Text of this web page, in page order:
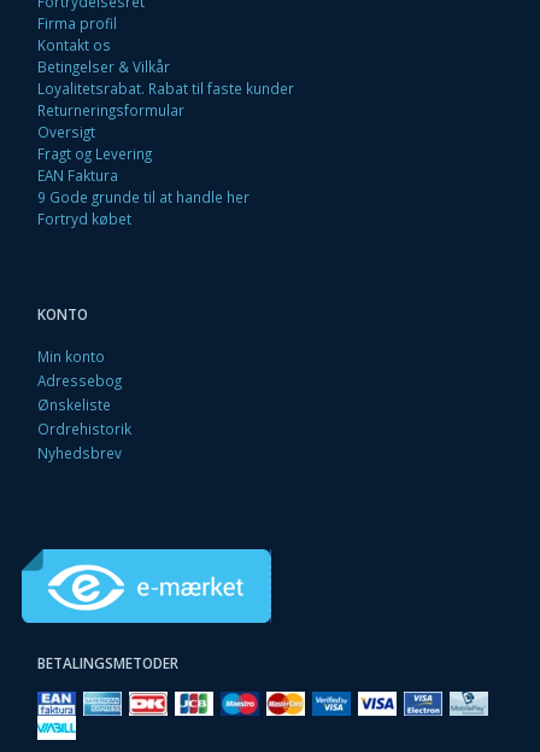
Firma profil
Kontakt os
Betingelser & Vilkår
Loyalitetsrabat. Rabat til faste kunder
Returneringsformular
Oversigt
Fragt og Levering
EAN Faktura
9 Gode grunde til at handle her
Fortryd købet
KONTO
Min konto
Adressebog
Ønskeliste
Ordrehistorik
Nyhedsbrev
BETALINGSMETODER